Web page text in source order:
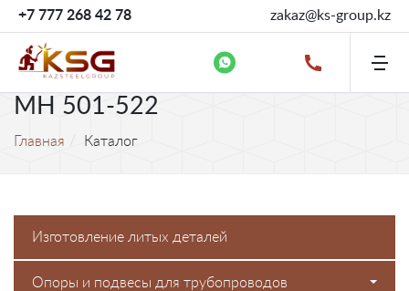
+7 777 268 42 78 zakaz@ks-group.kz
МН 501-522
Главная Каталог
Изготовление литых деталей
Опоры и подвесы для трубопроводов